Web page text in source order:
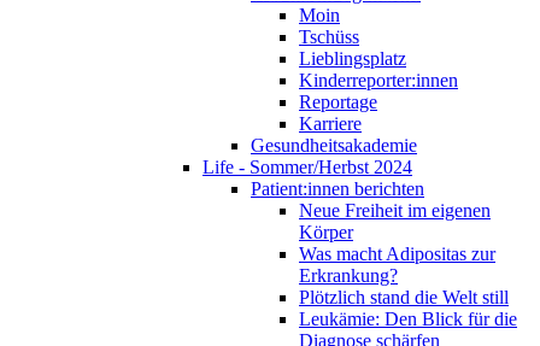
Moin
Tschüss
Lieblingsplatz
Kinderreporter:innen
Reportage
Karriere
Gesundheitsakademie
Life - Sommer/Herbst 2024
Patient:innen berichten
Neue Freiheit im eigenen
Körper
Was macht Adipositas zur
Erkrankung?
Plötzlich stand die Welt still
Leukämie: Den Blick für die
Diagnose schärfen